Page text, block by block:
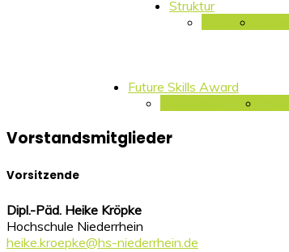
Struktur
Vorstand
Future Skills Award
Preisträger 2025
Vorstandsmitglieder
Vorsitzende
Dipl.-Päd. Heike Kröpke
Hochschule Niederrhein
heike.kroepke@hs-niederrhein.de